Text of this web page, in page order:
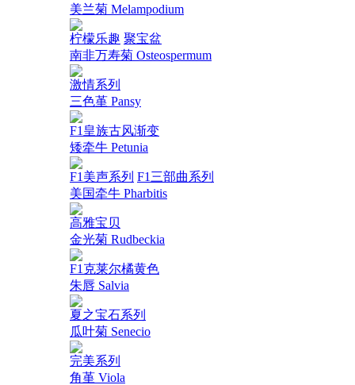
美兰菊 Melampodium
柠檬乐趣 聚宝盆
南非万寿菊 Osteospermum
激情系列
三色堇 Pansy
F1皇族古风渐变
矮牵牛 Petunia
F1美声系列 F1三部曲系列
美国牵牛 Pharbitis
高雅宝贝
金光菊 Rudbeckia
F1克莱尔橘黄色
朱唇 Salvia
夏之宝石系列
瓜叶菊 Senecio
完美系列
角堇 Viola